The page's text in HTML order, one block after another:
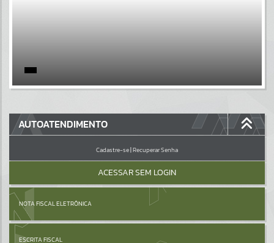
Por favor, aguarde...
GALERIAS
Por favor, aguarde...
AUTOATENDIMENTO
Cadastre-se|Recuperar Senha
ACESSAR SEM LOGIN
NOTA FISCAL ELETRÔNICA
ESCRITA FISCAL